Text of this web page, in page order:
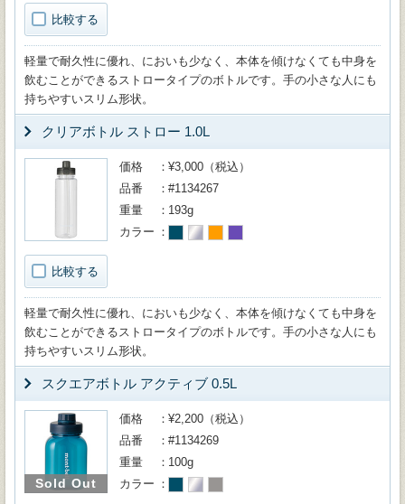
比較する
軽量で耐久性に優れ、においも少なく、本体を傾けなくても中身を
飲むことができるストロータイプのボトルです。手の小さな人にも
持ちやすいスリム形状。
クリアボトル ストロー 1.0L
比較する
価格
¥3,000（税込）
品番
#1134267
重量
193g
カラー
軽量で耐久性に優れ、においも少なく、本体を傾けなくても中身を
飲むことができるストロータイプのボトルです。手の小さな人にも
持ちやすいスリム形状。
スクエアボトル アクティブ 0.5L
Sold Out
価格
¥2,200（税込）
品番
#1134269
重量
100g
カラー